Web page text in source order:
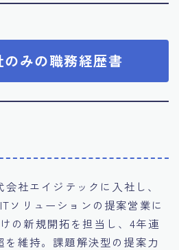
みの職務経歴書
社エイジテックに入社し、
ソリューションの提案営業に
の新規開拓を担当し、4年連
を維持。課題解決型の提案力